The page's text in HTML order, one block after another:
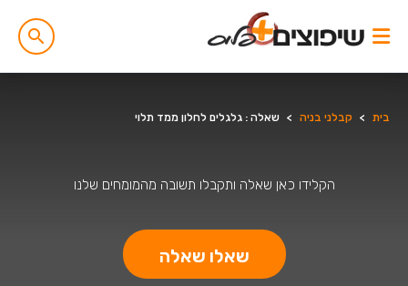
בית > קבלני בניה > שאלה : גלגלים לחלון ממד תלוי
הקלידו כאן שאלה ותקבלו תשובה מהמומחים שלנו
שאלו שאלה